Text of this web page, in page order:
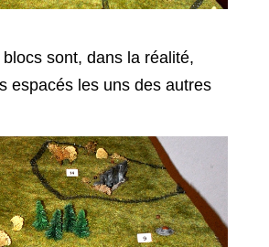
sont, dans la réalité,
espacés les uns des autres